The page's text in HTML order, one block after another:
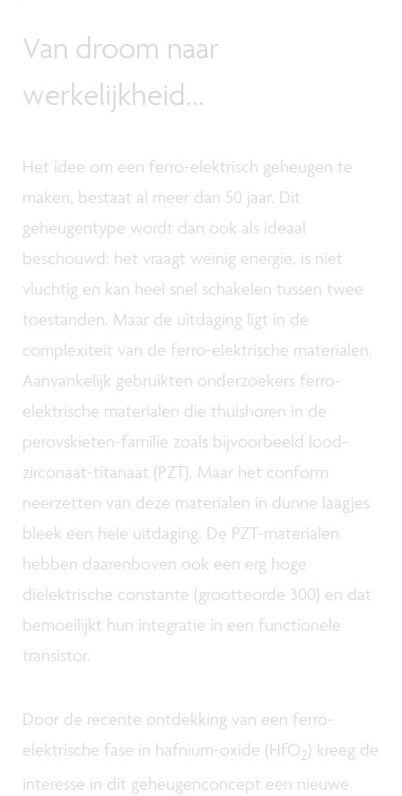
Van droom naar
werkelijkheid...
Het idee om een ferro-elektrisch geheugen te
maken, bestaat al meer dan 50 jaar. Dit
geheugentype wordt dan ook als ideaal
beschouwd: het vraagt weinig energie, is niet
vluchtig en kan heel snel schakelen tussen twee
toestanden. Maar de uitdaging ligt in de
complexiteit van de ferro-elektrische materialen.
Aanvankelijk gebruikten onderzoekers ferro-
elektrische materialen die thuishoren in de
perovskieten-familie zoals bijvoorbeeld lood-
zirconaat-titanaat (PZT). Maar het conform
neerzetten van deze materialen in dunne laagjes
bleek een hele uitdaging. De PZT-materialen
hebben daarenboven ook een erg hoge
diëlektrische constante (grootteorde 300) en dat
bemoeilijkt hun integratie in een functionele
transistor.
Door de recente ontdekking van een ferro-
elektrische fase in hafnium-oxide (HfO2) kreeg de
interesse in dit geheugenconcept een nieuwe